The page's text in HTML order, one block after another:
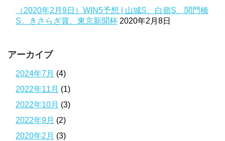
（2020年2月9日）WIN5予想 | 山城S、白嶺S、関門橋
S、きさらぎ賞、東京新聞杯 2020年2月8日
アーカイブ
2024年7月 (4)
2022年11月 (1)
2022年10月 (3)
2022年9月 (2)
2020年2月 (3)